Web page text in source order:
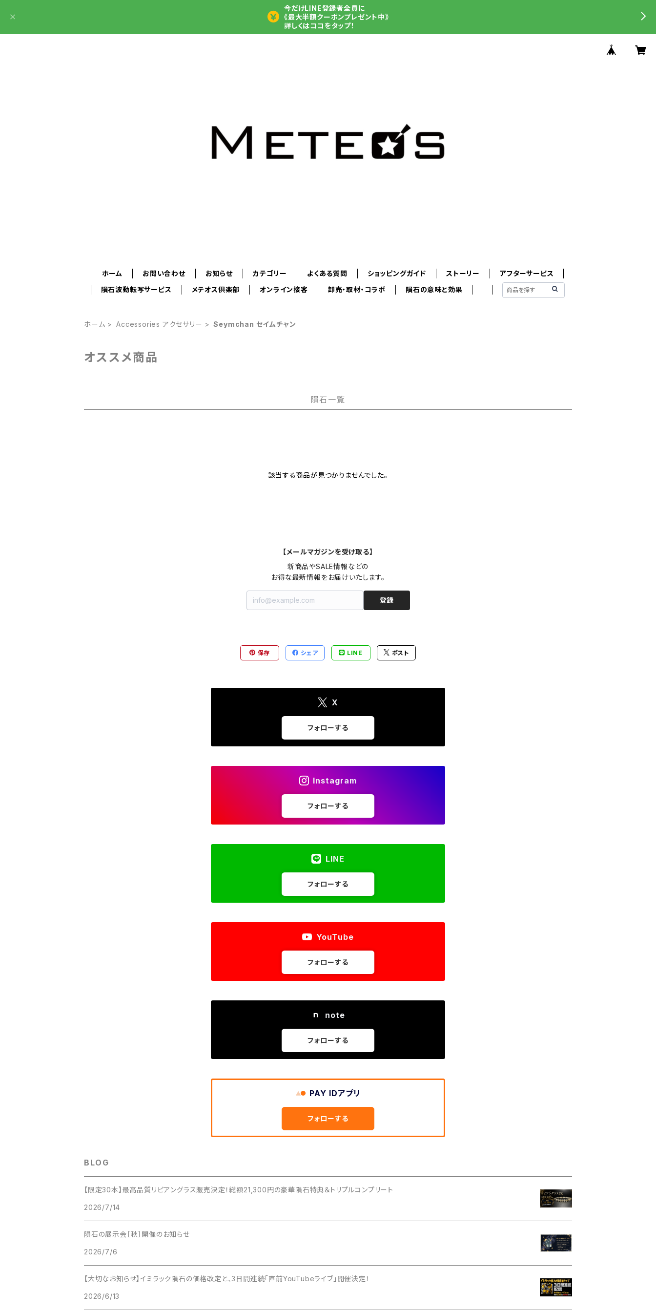
今だけLINE登録者全員に
《最大半額クーポンプレゼント中》
詳しくはココをタップ！
ホーム お問い合わせ お知らせ カテゴリー よくある質問 ショッピングガイド ストーリー
アフターサービス
隕石波動転写サービス
メテオス倶楽部 オンライン接客 卸売・取材・コラボ 隕石の意味と効果
ホーム Accessories アクセサリー Seymchan セイムチャン
オススメ商品
隕石一覧
該当する商品が見つかりませんでした。
【メールマガジンを受け取る】
新商品やSALE情報などの
お得な最新情報をお届けいたします。
登録
保存 シェア LINE ポスト
X
フォローする
Instagram
フォローする
LINE
フォローする
YouTube
フォローする
note
フォローする
PAY IDアプリ
フォローする
BLOG
【限定30本】最高品質リビアングラス販売決定！総額21,300円の豪華隕石特典＆トリプルコンプリート
2026/7/14
隕石の展示会［秋］開催のお知らせ
2026/7/6
【大切なお知らせ】イミラック隕石の価格改定と、3日間連続「直前YouTubeライブ」開催決定！
2026/6/13